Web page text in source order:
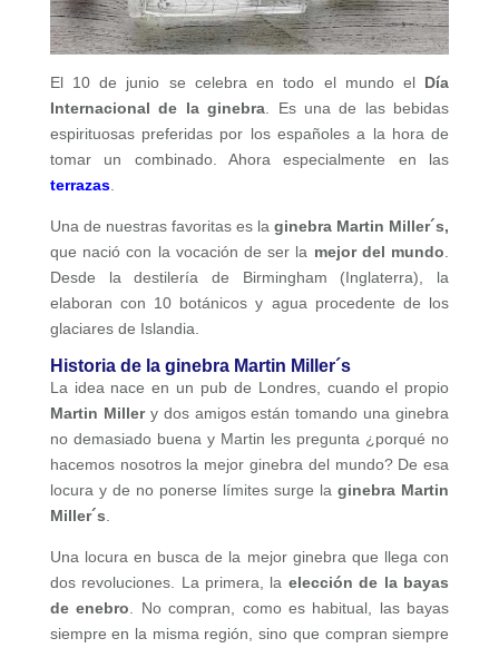
El 10 de junio se celebra en todo el mundo el Día
Internacional de la ginebra . Es una de las bebidas
espirituosas preferidas por los españoles a la hora de
tomar un combinado. Ahora especialmente en las
terrazas.
Una de nuestras favoritas es laginebra Martin Miller´s,
que nació con la vocación de ser la mejor del mundo
Desde la destilería de Birmingham (Inglaterra), la
elaboran con 10 botánicos y agua procedente de los
glaciares de Islandia.
Historia de la ginebra Martin Miller´s
La idea nace en un pub de Londres, cuando el propio
Martin Millery dos amigos están tomando una ginebra
no demasiado buena y Martin les pregunta ¿porqué no
hacemos nosotros la mejor ginebra del mundo? De esa
locura y de no ponerse límites surge laginebra Martin
Miller´s
Una locura en busca de la mejor ginebra que llega con
dos revoluciones. La primera, la elección de la bayas
de enebro . No compran, como es habitual, las bayas
siempre en la misma región, sino que compran siempre